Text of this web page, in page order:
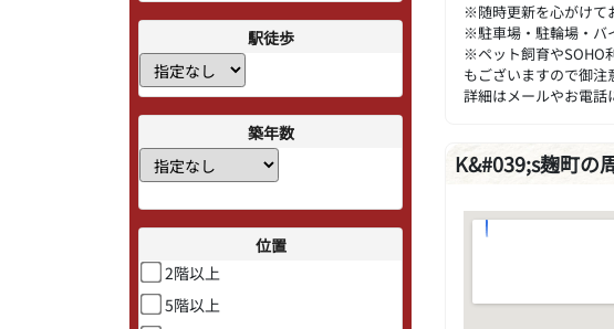
駅徒歩
築年数
位置
2階以上
5階以上
※随時更新を心がけて
※駐車場・駐輪場・バ
※ペット飼育やSOHO
もございますので御注
詳細はメールやお電話
K&#039;s麹町の